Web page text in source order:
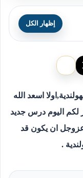
إظهار الكل
اسعد الله
لكم اليوم درس جديد
عزوجل ان يكون قد
.